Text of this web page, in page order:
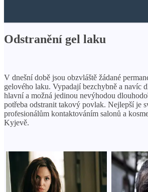
Odstranění gel laku
V dnešní době jsou obzvláště žádané
gelového laku. Vypadají bezchybně a navíc
hlavní a možná jedinou nevýhodou
potřeba odstranit takový povlak. Nejlepší je
profesionálům kontaktováním salonů a
Kyjevě.